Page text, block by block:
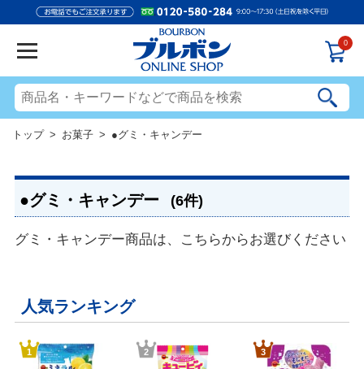
0
トップ> お菓子 > ●グミ・キャンデー
●グミ・キャンデー (6件)
グミ・キャンデー商品は、こちらからお選びください
人気ランキング
1 2 3